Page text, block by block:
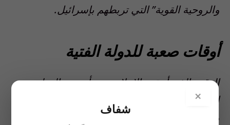
والروحية القوية” التي تربطهم بإسرائيل.
أوقات صعبة للدولة الفتية
الوقت الذي أعقب الإعلان عن تأسيس الدولة
اليهودية كان صعباً: فقد تعرضت إسرائيل لهجوم
من الدول المُحيطة بها عقب إعلان الإستقلال
×
شفاف